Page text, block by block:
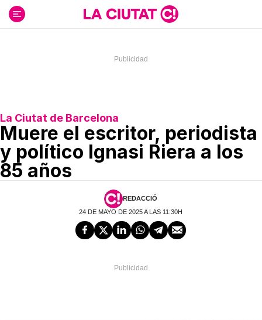
contenido
La Ciutat de Barcelona
Muere el escritor, periodista
y político Ignasi Riera a los
85 años
REDACCIÓ
24 DE MAYO DE 2025 A LAS 11:30H